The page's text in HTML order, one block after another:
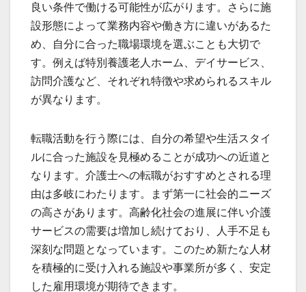
良い条件で働ける可能性が広がります。さらに施
設形態によって業務内容や働き方に違いがあるた
め、自分に合った職場環境を選ぶことも大切で
す。例えば特別養護老人ホーム、デイサービス、
訪問介護など、それぞれ特徴や求められるスキル
が異なります。
転職活動を行う際には、自分の希望や生活スタイ
ルに合った施設を見極めることが成功への近道と
なります。介護士への転職がおすすめとされる理
由は多岐にわたります。まず第一に社会的ニーズ
の高さがあります。高齢化社会の進展に伴い介護
サービスの需要は増加し続けており、人手不足も
深刻な問題となっています。このため新たな人材
を積極的に受け入れる施設や事業所が多く、安定
した雇用環境が期待できます。